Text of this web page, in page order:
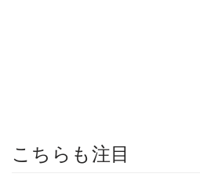
こちらも注目